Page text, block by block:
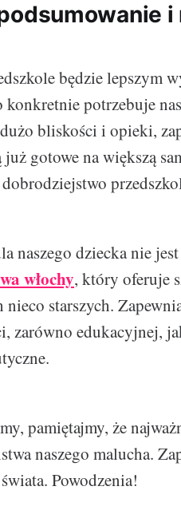
i
będzie lepszym
potrzebuje
bliskości i opieki,
już gotowe na większą
naszego dziecka nie
włochy, który oferuje
starszych.
zarówno edukacyjnej,
pamiętajmy, że
naszego malucha.
Powodzenia!